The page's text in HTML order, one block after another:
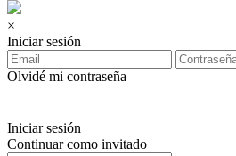
×
Iniciar sesión
Olvidé mi contraseña
Iniciar sesión
Continuar como invitado